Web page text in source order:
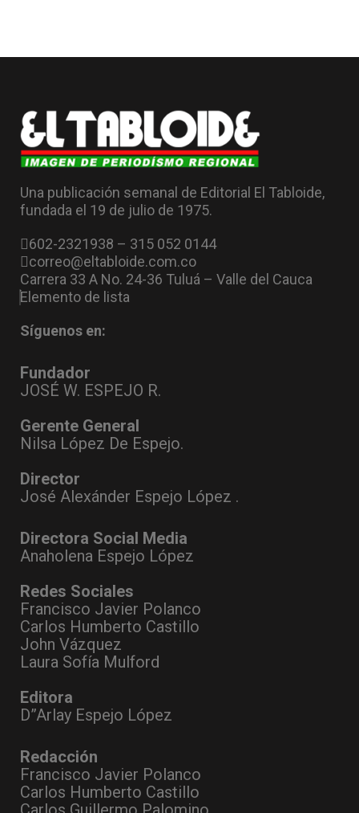
Una publicación semanal de Editorial El Tabloide,
fundada el 19 de julio de 1975.
602-2321938 – 315 052 0144
correo@eltabloide.com.co
Carrera 33 A No. 24-36 Tuluá – Valle del Cauca
Elemento de lista
Síguenos en:
Fundador
JOSÉ W. ESPEJO R.
Gerente General
Nilsa López De Espejo.
Director
José Alexánder Espejo López .
Directora Social Media
Anaholena Espejo López
Redes Sociales
Francisco Javier Polanco
Carlos Humberto Castillo
John Vázquez
Laura Sofía Mulford
Editora
D”Arlay Espejo López
Redacción
Francisco Javier Polanco
Carlos Humberto Castillo